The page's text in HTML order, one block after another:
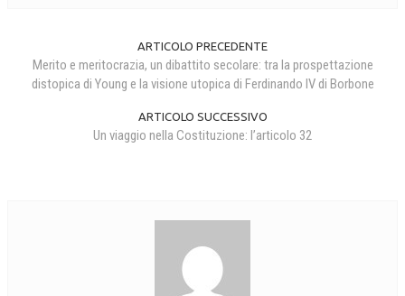
ARTICOLO PRECEDENTE
Merito e meritocrazia, un dibattito secolare: tra la prospettazione
distopica di Young e la visione utopica di Ferdinando IV di Borbone
ARTICOLO SUCCESSIVO
Un viaggio nella Costituzione: l’articolo 32